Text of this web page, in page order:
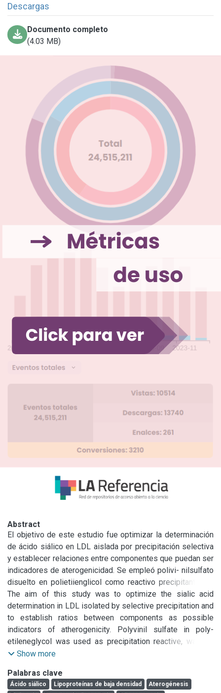
Descargas
Documento completo
(4.03 MB)
Abstract
El objetivo de este estudio fue optimizar la determinación
de ácido siálico en LDL aislada por precipitación selectiva
y establecer relaciones entre componentes que puedan ser
indicadores de aterogenicidad. Se empleó polivi- nilsulfato
disuelto en polietiienglicol como reactivo precipitante, se
ajustaron las condiciones de los lavados para garantizar la
ausencia de otras proteínas del suero y se solubilizó la
LDL en 5% de NaCI. Se determinó apoB, colesterol,
proteínas y se optimizó la cuantificación de ácido siálico
según el método de Warren modificado por Sobenin y col.
Se realizó la evaluación del método analítico adaptado en
respectivamente), linealidad (hasta 7 nmol de ácido
siálico/tu- bo); efecto de los lavados; especificidad;
The aim of this study was to optimize the sialic acid
determination in LDL isolated by selective precipitation and
to establish ratios between components as possible
indicators of atherogenicity. Polyvinil sulfate in poly-
etileneglycol was used as precipitation reactive, washed
conditions were fixed to avoid contamination with serum
ApoB, cholesterol and protein were assessed. Sialic acid
was optimized by the method of Warren modified by
Show more
Palabras clave
Ácido siálico Lipoproteínas de baja densidad
Aterogénesis